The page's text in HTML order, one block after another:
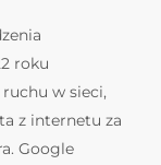
roku
w sieci,
z internetu za
Google